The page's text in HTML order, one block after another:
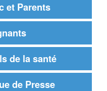
et Parents
de la santé
de Presse